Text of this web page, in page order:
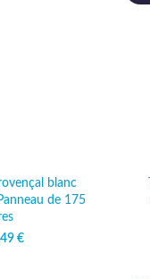
blanc
de 175
prix initial était :
€